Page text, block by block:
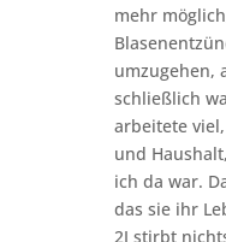
mehr
umzugehen,
schließlich
arbeitete
und
ich da war.
das sie ihr
2J stirbt